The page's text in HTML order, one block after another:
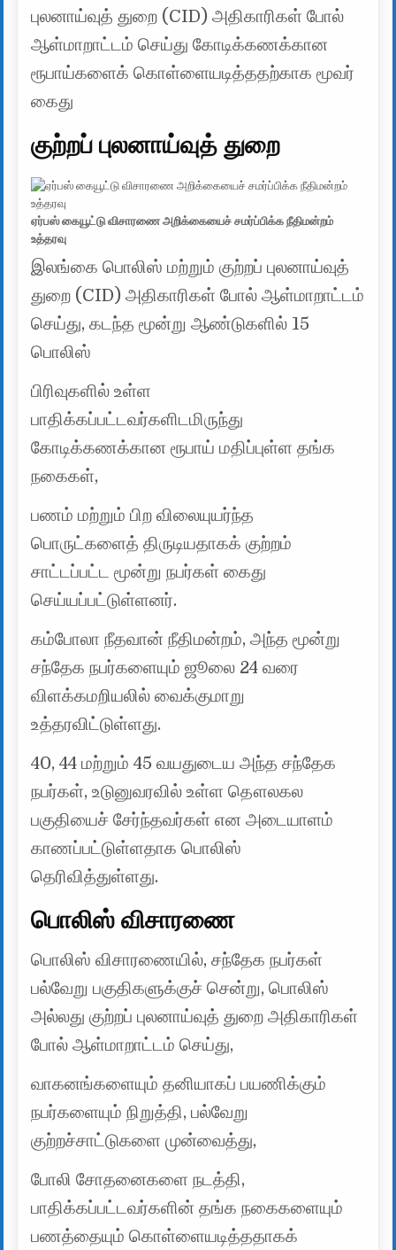
புலனாய்வுத் துறை (CID) அதிகாரிகள் போல்
ஆள்மாறாட்டம் செய்து கோடிக்கணக்கான
ரூபாய்களைக் கொள்ளையடித்ததற்காக மூவர்
கைது
குற்றப் புலனாய்வுத் துறை
ஏர்பஸ் கையூட்டு விசாரணை அறிக்கையைச் சமர்ப்பிக்க நீதிமன்றம்
உத்தரவு
இலங்கை பொலிஸ் மற்றும் குற்றப் புலனாய்வுத்
துறை (CID) அதிகாரிகள் போல் ஆள்மாறாட்டம்
செய்து, கடந்த மூன்று ஆண்டுகளில் 15
பொலிஸ்
பிரிவுகளில் உள்ள
பாதிக்கப்பட்டவர்களிடமிருந்து
கோடிக்கணக்கான ரூபாய் மதிப்புள்ள தங்க
நகைகள்,
பணம் மற்றும் பிற விலையுயர்ந்த
பொருட்களைத் திருடியதாகக் குற்றம்
சாட்டப்பட்ட மூன்று நபர்கள் கைது
செய்யப்பட்டுள்ளனர்.
கம்போலா நீதவான் நீதிமன்றம், அந்த மூன்று
சந்தேக நபர்களையும் ஜூலை 24 வரை
விளக்கமறியலில் வைக்குமாறு
உத்தரவிட்டுள்ளது.
40, 44 மற்றும் 45 வயதுடைய அந்த சந்தேக
நபர்கள், உடுனுவரவில் உள்ள தௌலகல
பகுதியைச் சேர்ந்தவர்கள் என அடையாளம்
காணப்பட்டுள்ளதாக பொலிஸ்
தெரிவித்துள்ளது.
பொலிஸ் விசாரணை
பொலிஸ் விசாரணையில், சந்தேக நபர்கள்
பல்வேறு பகுதிகளுக்குச் சென்று, பொலிஸ்
அல்லது குற்றப் புலனாய்வுத் துறை அதிகாரிகள்
போல் ஆள்மாறாட்டம் செய்து,
வாகனங்களையும் தனியாகப் பயணிக்கும்
நபர்களையும் நிறுத்தி, பல்வேறு
குற்றச்சாட்டுகளை முன்வைத்து,
போலி சோதனைகளை நடத்தி,
பாதிக்கப்பட்டவர்களின் தங்க நகைகளையும்
பணத்தையும் கொள்ளையடித்ததாகக்